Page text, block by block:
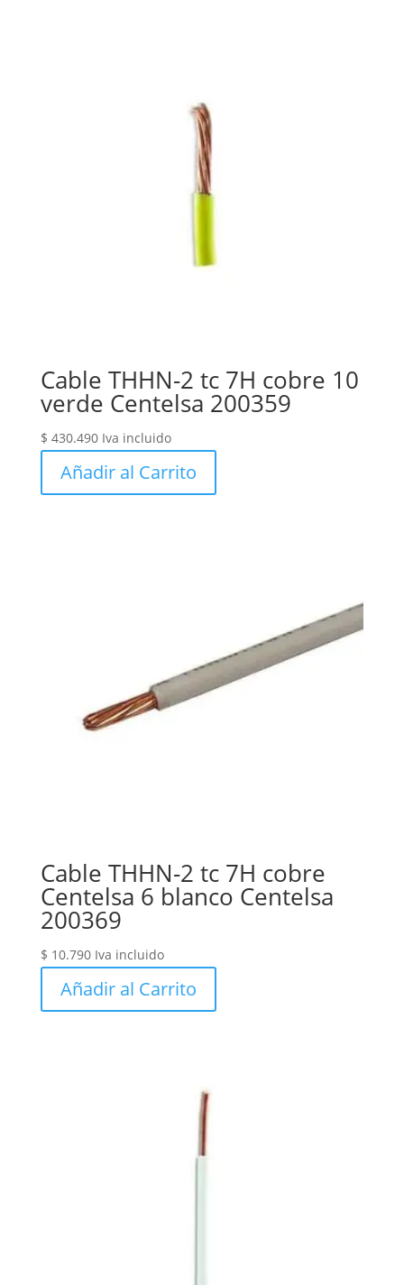
Cable THHN-2 tc 7H cobre 10
verde Centelsa 200359
$ 430.490 Iva incluido
Añadir al Carrito
Cable THHN-2 tc 7H cobre
Centelsa 6 blanco Centelsa
200369
$ 10.790 Iva incluido
Añadir al Carrito